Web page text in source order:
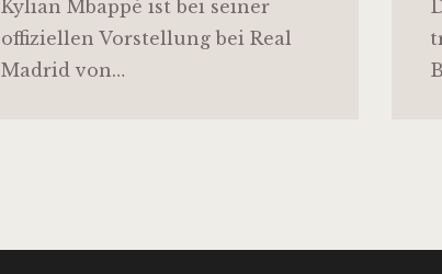
Kylian Mbappé ist bei seiner
offiziellen Vorstellung bei Real
Madrid von…